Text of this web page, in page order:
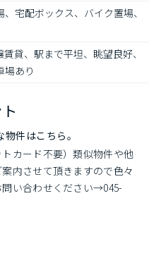
宅配ボックス、バイク置場、
貸、駅まで平坦、眺望良好、
場あり
件はこちら。
カード不要）類似物件や他
内させて頂きますので色々
い合わせください→045-